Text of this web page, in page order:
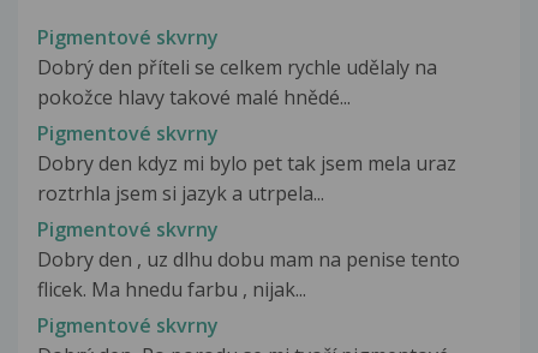
Pigmentové skvrny
Dobrý den příteli se celkem rychle udělaly na
pokožce hlavy takové malé hnědé...
Pigmentové skvrny
Dobry den kdyz mi bylo pet tak jsem mela uraz
roztrhla jsem si jazyk a utrpela...
Pigmentové skvrny
Dobry den , uz dlhu dobu mam na penise tento
flicek. Ma hnedu farbu , nijak...
Pigmentové skvrny